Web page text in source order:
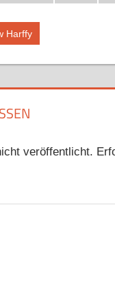
Harffy
veröffentlicht.